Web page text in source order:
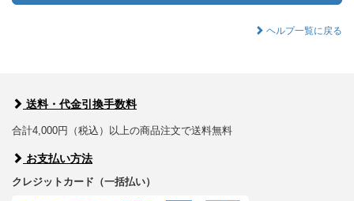
ヘルプ一覧に戻る
送料・代金引換手数料
合計4,000円（税込）以上の商品注文で送料無料
お支払い方法
クレジットカード（一括払い）